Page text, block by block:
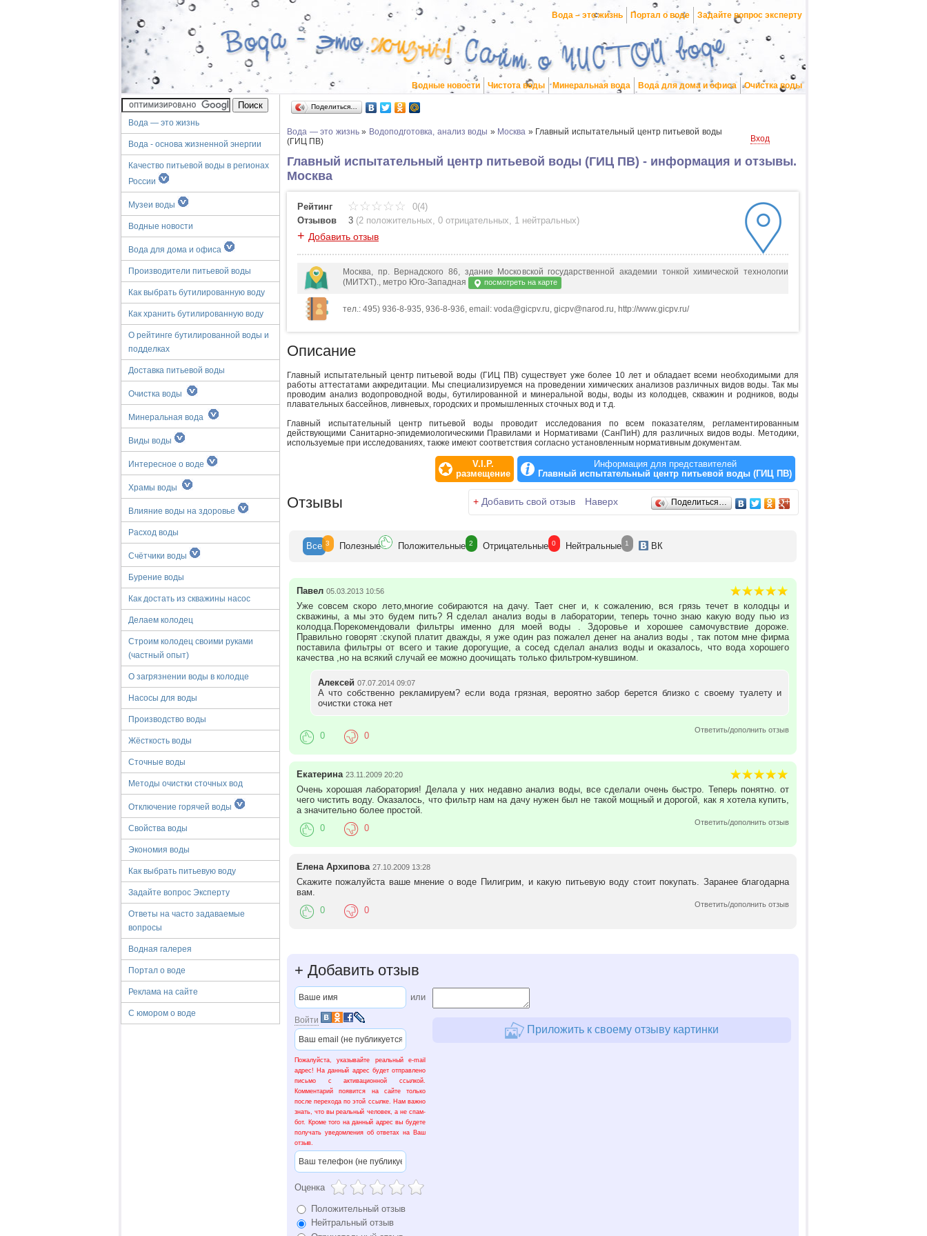
Вода – это жизнь Портал о воде Задайте вопрос эксперту
Водные новости Чистота воды Минеральная вода Вода для дома и офиса Очистка воды
Вода — это жизнь
Вода - основа жизненной энергии
Качество питьевой воды в регионах
России
Музеи воды
Водные новости
Вода для дома и офиса
Производители питьевой воды
Как выбрать бутилированную воду
Как хранить бутилированную воду
О рейтинге бутилированной воды и
подделках
Доставка питьевой воды
Очистка воды
Минеральная вода
Виды воды
Интересное о воде
Храмы воды
Влияние воды на здоровье
Расход воды
Счётчики воды
Бурение воды
Как достать из скважины насос
Делаем колодец
Строим колодец своими руками
(частный опыт)
О загрязнении воды в колодце
Насосы для воды
Производство воды
Жёсткость воды
Сточные воды
Методы очистки сточных вод
Отключение горячей воды
Свойства воды
Экономия воды
Как выбрать питьевую воду
Задайте вопрос Эксперту
Ответы на часто задаваемые
вопросы
Водная галерея
Портал о воде
Реклама на сайте
С юмором о воде
Поделиться…
Вода — это жизнь» Водоподготовка, анализ воды » Москва » Главный испытательный центр питьевой воды
(ГИЦ ПВ)
Вход
Главный испытательный центр питьевой воды (ГИЦ ПВ) - информация и отзывы.
Москва
Рейтинг
0(4)
Отзывов
3 (2 положительных, 0 отрицательных, 1 нейтральных)
+ Добавить отзыв
Москва, пр. Вернадского 86, здание Московской государственной академии тонкой химической технологии
(МИТХТ)., метро Юго-Западная
посмотреть на карте
тел.: 495) 936-8-935, 936-8-936, email: voda@gicpv.ru, gicpv@narod.ru, http://www.gicpv.ru/
Описание
Главный испытательный центр питьевой воды (ГИЦ ПВ) существует уже более 10 лет и обладает всеми необходимыми для
работы аттестатами аккредитации. Мы специализируемся на проведении химических анализов различных видов воды. Так мы
проводим анализ водопроводной воды, бутилированной и минеральной воды, воды из колодцев, скважин и родников, воды
плавательных бассейнов, ливневых, городских и промышленных сточных вод и т.д.
Главный испытательный центр питьевой воды проводит исследования по всем показателям, регламентированным
действующими Санитарно-эпидемиологическими Правилами и Нормативами (СанПиН) для различных видов воды. Методики,
используемые при исследованиях, также имеют соответствия согласно установленным нормативным документам.
V.I.P.
размещение
Информация для представителей
Главный испытательный центр питьевой воды (ГИЦ ПВ)
Отзывы + Добавить свой отзыв Наверх Поделиться…
Все 3 Полезные Положительные 2 Отрицательные 0 Нейтральные 1 ВК
Павел 05.03.2013 10:56
Уже совсем скоро лето,многие собираются на дачу. Тает снег и, к сожалению, вся грязь течет в колодцы и
скважины, а мы это будем пить? Я сделал анализ воды в лаборатории, теперь точно знаю какую воду пью из
колодца.Порекомендовали фильтры именно для моей воды . Здоровье и хорошее самочувствие дороже.
Правильно говорят :скупой платит дважды, я уже один раз пожалел денег на анализ воды , так потом мне фирма
поставила фильтры от всего и такие дорогущие, а сосед сделал анализ воды и оказалось, что вода хорошего
качества ,но на всякий случай ее можно доочищать только фильтром-кувшином.
Алексей 07.07.2014 09:07
А что собственно рекламируем? если вода грязная, вероятно забор берется близко с своему туалету и
очистки стока нет
Ответить/дополнить отзыв
0 0
Екатерина 23.11.2009 20:20
Очень хорошая лаборатория! Делала у них недавно анализ воды, все сделали очень быстро. Теперь понятно. от
чего чистить воду. Оказалось, что фильтр нам на дачу нужен был не такой мощный и дорогой, как я хотела купить,
а значительно более простой.
Ответить/дополнить отзыв
0 0
Елена Архипова 27.10.2009 13:28
Скажите пожалуйста ваше мнение о воде Пилигрим, и какую питьевую воду стоит покупать. Заранее благодарна
вам.
Ответить/дополнить отзыв
0 0
+ Добавить отзыв
или
Войти
Пожалуйста, указывайте реальный e-mail
адрес! На данный адрес будет отправлено
письмо с активационной ссылкой.
Комментарий появится на сайте только
после перехода по этой ссылке. Нам важно
знать, что вы реальный человек, а не спам-
бот. Кроме того на данный адрес вы будете
получать уведомления об ответах на Ваш
отзыв.
Оценка
Положительный отзыв
Нейтральный отзыв
Приложить к своему отзыву картинки